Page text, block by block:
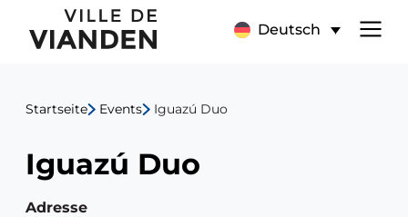
Iguazú
Duo
Deutsch
Hauptnavigationsmenü
Startseite Events Iguazú Duo
Iguazú Duo
Adresse